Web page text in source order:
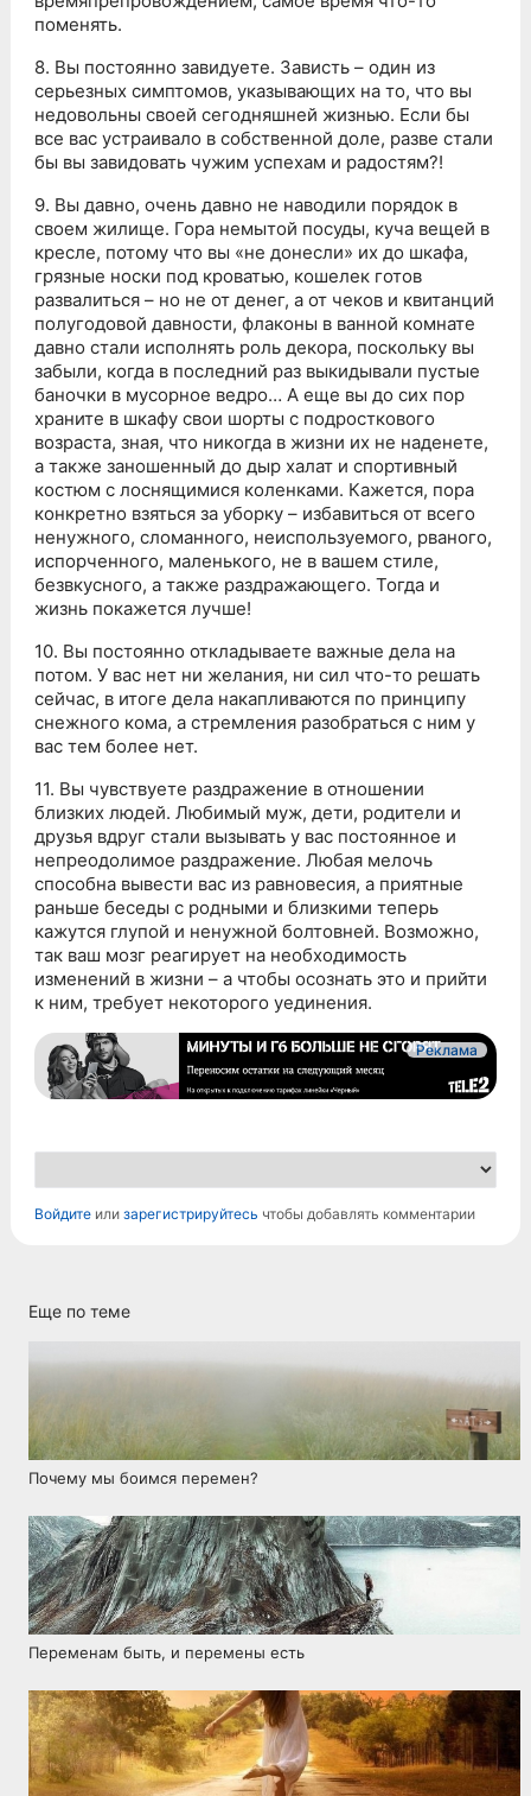
поменять.
8. Вы постоянно завидуете. Зависть – один из
серьезных симптомов, указывающих на то, что вы
недовольны своей сегодняшней жизнью. Если бы
все вас устраивало в собственной доле, разве стали
бы вы завидовать чужим успехам и радостям?!
9. Вы давно, очень давно не наводили порядок в
своем жилище. Гора немытой посуды, куча вещей в
кресле, потому что вы «не донесли» их до шкафа,
грязные носки под кроватью, кошелек готов
развалиться – но не от денег, а от чеков и квитанций
полугодовой давности, флаконы в ванной комнате
давно стали исполнять роль декора, поскольку вы
забыли, когда в последний раз выкидывали пустые
баночки в мусорное ведро… А еще вы до сих пор
храните в шкафу свои шорты с подросткового
возраста, зная, что никогда в жизни их не наденете,
а также заношенный до дыр халат и спортивный
костюм с лоснящимися коленками. Кажется, пора
конкретно взяться за уборку – избавиться от всего
ненужного, сломанного, неиспользуемого, рваного,
испорченного, маленького, не в вашем стиле,
безвкусного, а также раздражающего. Тогда и
жизнь покажется лучше!
10. Вы постоянно откладываете важные дела на
потом. У вас нет ни желания, ни сил что-то решать
сейчас, в итоге дела накапливаются по принципу
снежного кома, а стремления разобраться с ним у
вас тем более нет.
11. Вы чувствуете раздражение в отношении
близких людей. Любимый муж, дети, родители и
друзья вдруг стали вызывать у вас постоянное и
непреодолимое раздражение. Любая мелочь
способна вывести вас из равновесия, а приятные
раньше беседы с родными и близкими теперь
кажутся глупой и ненужной болтовней. Возможно,
так ваш мозг реагирует на необходимость
изменений в жизни – а чтобы осознать это и прийти
к ним, требует некоторого уединения.
Реклама
Войдите илизарегистрируйтесь чтобы добавлять комментарии
Еще по теме
Почему мы боимся перемен?
Переменам быть, и перемены есть